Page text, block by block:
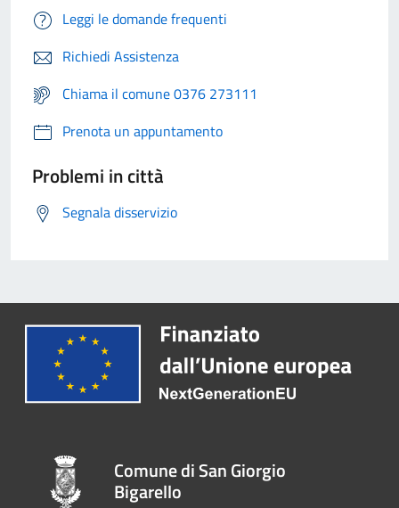
Leggi le domande frequenti
Richiedi Assistenza
Chiama il comune 0376 273111
Prenota un appuntamento
Problemi in città
Segnala disservizio
Comune di San Giorgio
Bigarello